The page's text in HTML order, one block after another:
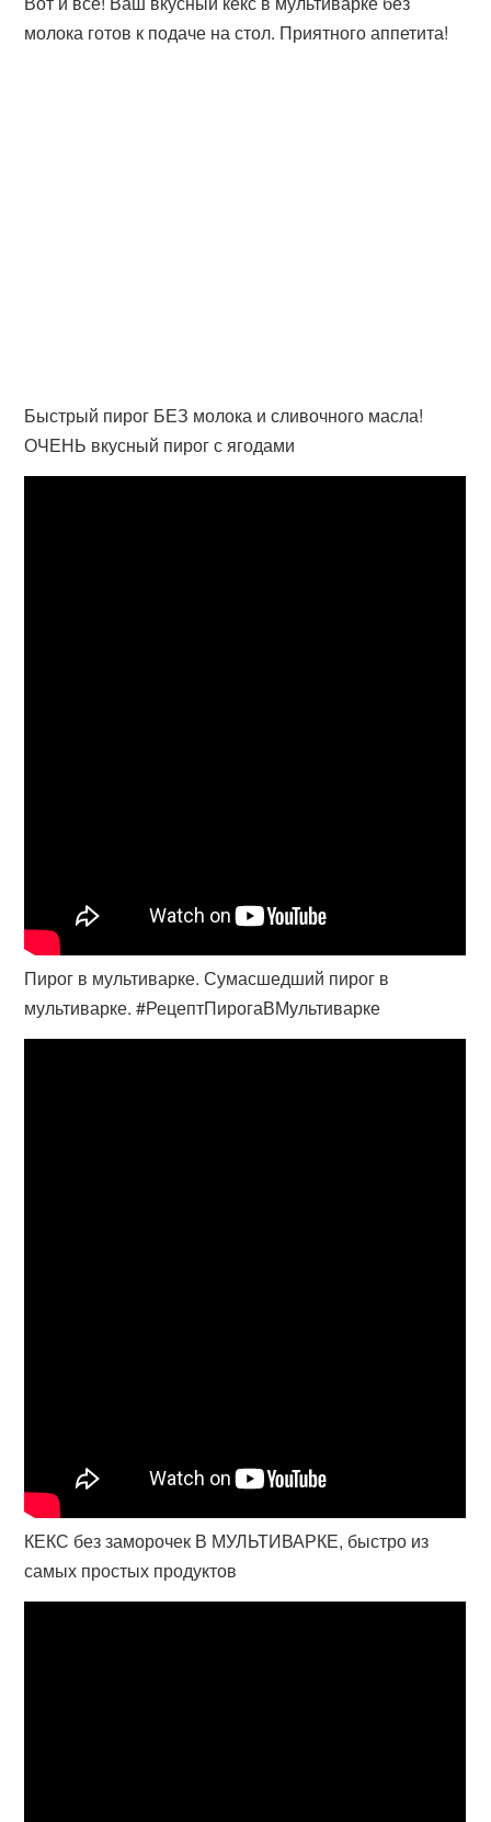
молока готов к подаче на стол. Приятного аппетита!
Быстрый пирог БЕЗ молока и сливочного масла!
ОЧЕНЬ вкусный пирог с ягодами
Пирог в мультиварке. Сумасшедший пирог в
мультиварке. #РецептПирогаВМультиварке
КЕКС без заморочек В МУЛЬТИВАРКЕ, быстро из
самых простых продуктов